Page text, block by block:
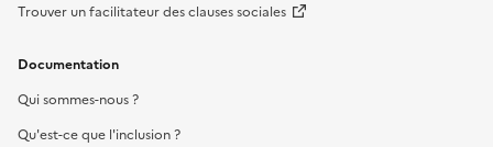
Trouver un facilitateur des clauses sociales
Documentation
Qui sommes-nous ?
Qu'est-ce que l'inclusion ?